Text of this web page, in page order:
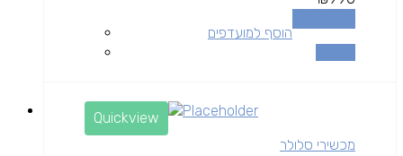
הוסף למועדפים
Quickview
מכשירי סלולר